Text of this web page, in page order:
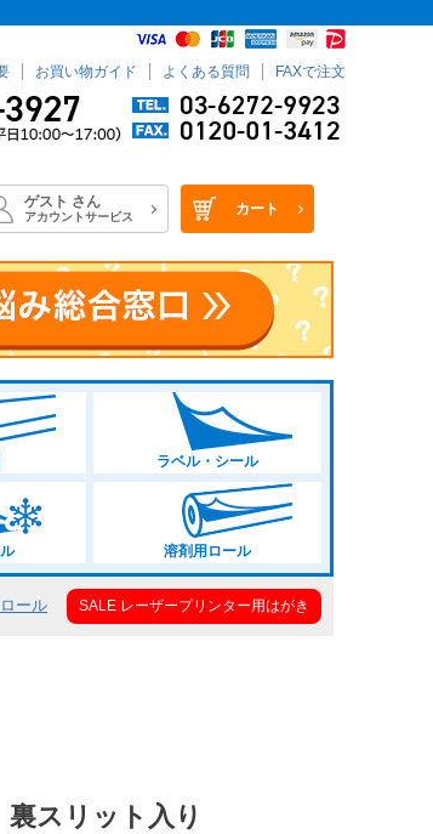
お買い物ガイド よくある質問 FAXで注文
ゲスト さん
アカウントサービス カート
ラベル・シール
溶剤用ロール
ール SALE レーザープリンター用はがき
スリット入り